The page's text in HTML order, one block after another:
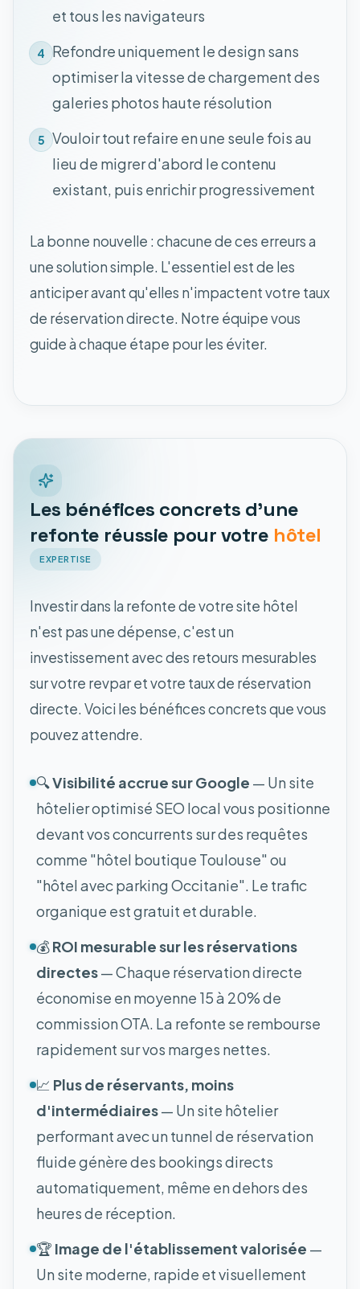
et tous les navigateurs
4 Refondre uniquement le design sans
optimiser la vitesse de chargement des
galeries photos haute résolution
5 Vouloir tout refaire en une seule fois au
lieu de migrer d'abord le contenu
existant, puis enrichir progressivement
La bonne nouvelle : chacune de ces erreurs a
une solution simple. L'essentiel est de les
anticiper avant qu'elles n'impactent votre taux
de réservation directe. Notre équipe vous
guide à chaque étape pour les éviter.
Les bénéfices concrets d'une
refonte réussie pour votre hôtel
EXPERTISE
Investir dans la refonte de votre site hôtel
n'est pas une dépense, c'est un
investissement avec des retours mesurables
sur votre revpar et votre taux de réservation
directe. Voici les bénéfices concrets que vous
pouvez attendre.
🔍Visibilité accrue sur Google — Un site
hôtelier optimisé SEO local vous positionne
devant vos concurrents sur des requêtes
comme "hôtel boutique Toulouse" ou
"hôtel avec parking Occitanie". Le trafic
organique est gratuit et durable.
💰ROI mesurable sur les réservations
directes— Chaque réservation directe
économise en moyenne 15 à 20% de
commission OTA. La refonte se rembourse
rapidement sur vos marges nettes.
📈 Plus de réservants, moins
d'intermédiaires— Un site hôtelier
performant avec un tunnel de réservation
fluide génère des bookings directs
automatiquement, même en dehors des
heures de réception.
🏆 Image de l'établissement valorisée —
Un site moderne, rapide et visuellement